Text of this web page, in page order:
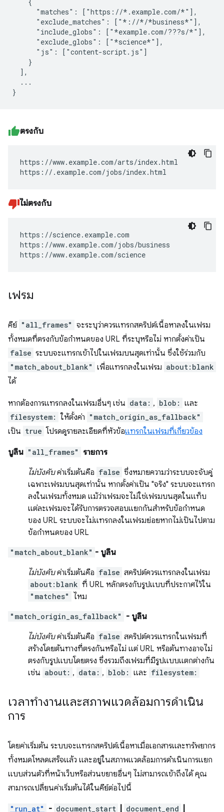
      "matches": ["https://*.example.com/*"],
      "exclude_matches": ["*://*/*business*"],
      "include_globs": ["*example.com/???s/*"],
      "exclude_globs": ["*science*"],
      "js": ["content-script.js"]
    }
  ],
  ...
ตรงกับ
https://www.example.com/arts/index.html
https://.example.com/jobs/index.html
ไม่ตรงกับ
https://science.example.com
https://www.example.com/jobs/business
https://www.example.com/science
เฟรม
คีย์ "all_frames" จะระบุว่าควรแทรกสคริปต์เนื้อหาลงในเฟรม
ทั้งหมดที่ตรงกับข้อกําหนดของ URL ที่ระบุหรือไม่ หากตั้งค่าเป็น
false ระบบจะแทรกเข้าไปในเฟรมบนสุดเท่านั้น ซึ่งใช้ร่วมกับ
"match_about_blank" เพื่อแทรกลงในเฟรม about:blank
ได้
หากต้องการแทรกลงในเฟรมอื่นๆ เช่น data: , blob: และ
filesystem: ให้ตั้งค่า "match_origin_as_fallback"
เป็น true โปรดดูรายละเอียดที่หัวข้อแทรกในเฟรมที่เกี่ยวข้อง
บูลีน "all_frames"
รายการ
ไม่บังคับค่าเริ่มต้นคือ false ซึ่งหมายความว่าระบบจะจับคู่
เฉพาะเฟรมบนสุดเท่านั้น หากตั้งค่าเป็น "จริง" ระบบจะแทรก
ลงในเฟรมทั้งหมด แม้ว่าเฟรมจะไม่ใช่เฟรมบนสุดในแท็บ
แต่ละเฟรมจะได้รับการตรวจสอบแยกกันสำหรับข้อกำหนด
ของ URL ระบบจะไม่แทรกลงในเฟรมย่อยหากไม่เป็นไปตาม
ข้อกำหนดของ URL
"match_about_blank" - บูลีน
ไม่บังคับค่าเริ่มต้นคือ false สคริปต์ควรแทรกลงในเฟรม
about:blank ที่ URL หลักตรงกับรูปแบบที่ประกาศไว้ใน
"matches" ไหม
"match_origin_as_fallback"
- บูลีน
ไม่บังคับค่าเริ่มต้นคือ false สคริปต์ควรแทรกในเฟรมที่
สร้างโดยต้นทางที่ตรงกันหรือไม่ แต่ URL หรือต้นทางอาจไม่
ตรงกับรูปแบบโดยตรง ซึ่งรวมถึงเฟรมที่มีรูปแบบแตกต่างกัน
เช่น about: , data: , blob: และ filesystem:
เวลาทำงานและสภาพแวดล้อมการดำเนิน
การ
โดยค่าเริ่มต้น ระบบจะแทรกสคริปต์เนื้อหาเมื่อเอกสารและทรัพยากร
ทั้งหมดโหลดเสร็จแล้ว และอยู่ในสภาพแวดล้อมการดำเนินการแยก
แบบส่วนตัวที่หน้าเว็บหรือส่วนขยายอื่นๆ ไม่สามารถเข้าถึงได้ คุณ
สามารถเปลี่ยนค่าเริ่มต้นได้ในคีย์ต่อไปนี้
"run_at" - document_start document_end